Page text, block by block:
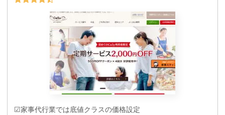
☑家事代行業では底値クラスの価格設定